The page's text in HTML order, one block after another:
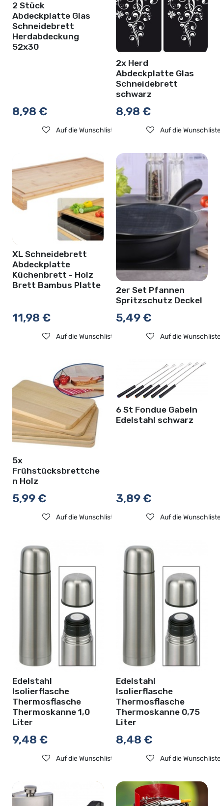
2 Stück
Abdeckplatte Glas
Schneidebrett
Herdabdeckung
52x30
8,98 €
Auf die Wunschliste
2x Herd
Abdeckplatte Glas
Schneidebrett
schwarz
8,98 €
Auf die
XL Schneidebrett
Abdeckplatte
Küchenbrett - Holz
Brett Bambus Platte
11,98 €
Auf die Wunschliste
2er Set Pfannen
Spritzschutz Deckel
5,49€
Auf die
5x
Frühstücksbrettche
n Holz
5,99€
Auf die Wunschliste
6 St Fondue Gabeln
Edelstahl schwarz
3,89€
Auf die
Edelstahl
Isolierflasche
Thermosflasche
Thermoskanne 1,0
Liter
9,48 €
Auf die Wunschliste
Edelstahl
Isolierflasche
Thermosflasche
Thermoskanne 0,75
Liter
8,48 €
Auf die